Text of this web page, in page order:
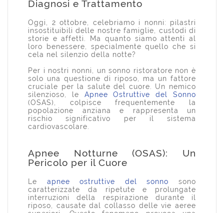
Diagnosi e Trattamento
Oggi, 2 ottobre, celebriamo i nonni: pilastri
insostituibili delle nostre famiglie, custodi di
storie e affetti. Ma quanto siamo attenti al
loro benessere, specialmente quello che si
cela nel silenzio della notte?
Per i nostri nonni, un sonno ristoratore non è
solo una questione di riposo, ma un fattore
cruciale per la salute del cuore. Un nemico
silenzioso, le Apnee Ostruttive del Sonno
(OSAS), colpisce frequentemente la
popolazione anziana e rappresenta un
rischio significativo per il sistema
cardiovascolare.
Apnee Notturne (OSAS): Un
Pericolo per il Cuore
Le apnee ostruttive del sonno sono
caratterizzate da ripetute e prolungate
interruzioni della respirazione durante il
riposo, causate dal collasso delle vie aeree